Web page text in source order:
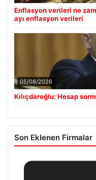
Enflasyon verileri ne
ayı enflasyon verileri
05/08/2026
Kılıçdaroğlu: Hesap
Son Eklenen Firmalar